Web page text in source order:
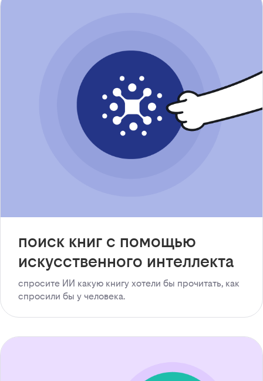
поиск книг с помощью
искусственного интеллекта
спросите ИИ какую книгу хотели бы прочитать, как
спросили бы у человека.